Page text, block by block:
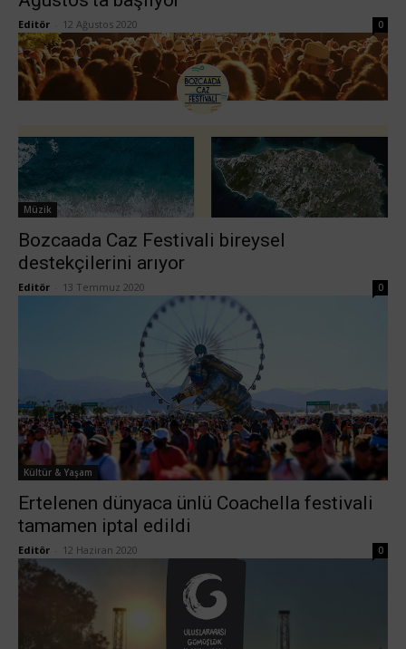
Editör 12 Ağustos 2020 0
Müzik
Bozcaada Caz Festivali bireysel
destekçilerini arıyor
Editör 13 Temmuz 2020 0
Kültür & Yaşam
Ertelenen dünyaca ünlü Coachella festivali
tamamen iptal edildi
Editör 12 Haziran 2020 0